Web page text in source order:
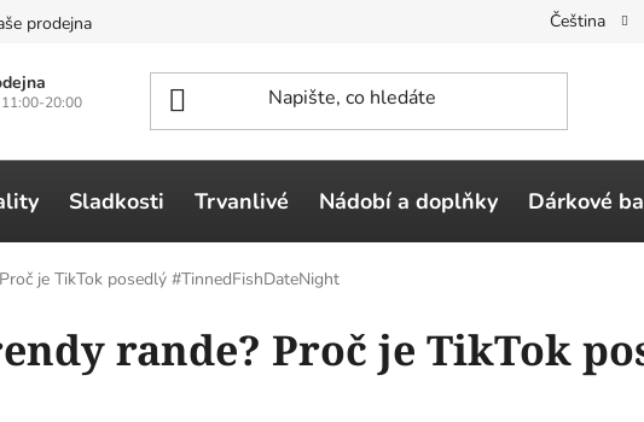
prodejna Čeština
20:00
Sladkosti Trvanlivé Nádobí a doplňky Dárkové
je TikTok posedlý #TinnedFishDateNight
rande? Proč je TikTok